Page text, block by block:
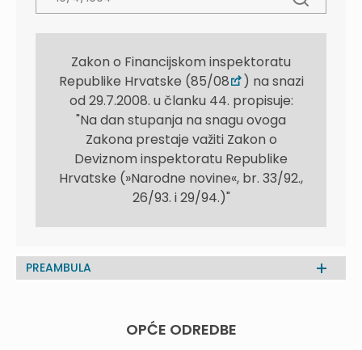
Zakon o Financijskom inspektoratu
Republike Hrvatske (85/08
) na snazi
od 29.7.2008. u članku 44. propisuje:
"Na dan stupanja na snagu ovoga
Zakona prestaje važiti Zakon o
Deviznom inspektoratu Republike
Hrvatske (»Narodne novine«, br. 33/92.,
26/93. i 29/94.)"
PREAMBULA
OPĆE ODREDBE